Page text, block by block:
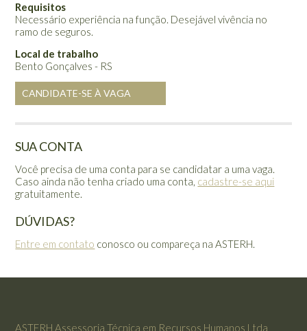
Requisitos
Necessário experiência na função. Desejável vivência no
ramo de seguros.
Local de trabalho
Bento Gonçalves - RS
CANDIDATE-SE À VAGA
SUA CONTA
Você precisa de uma conta para se candidatar a uma vaga.
Caso ainda não tenha criado uma conta, cadastre-se aqui
gratuitamente.
DÚVIDAS?
Entre em contato conosco ou compareça na ASTERH.
ASTERH Assessoria Técnica em Recursos Humanos Ltda